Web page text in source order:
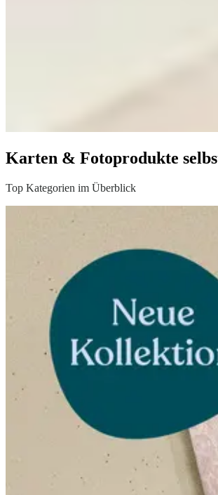
Karten & Fotoprodukte
Top Kategorien im Überblick